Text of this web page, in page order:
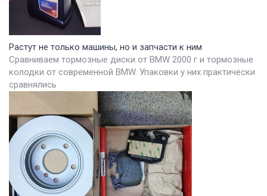
Растут не только машины, но и запчасти к ним
Сравниваем тормозные диски от BMW 2000 г и тормозные
колодки от современной BMW. Упаковки у них практически
сравнялись